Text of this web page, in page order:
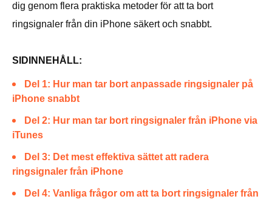
dig genom flera praktiska metoder för att ta bort
ringsignaler från din iPhone säkert och snabbt.
SIDINNEHÅLL:
Del 1: Hur man tar bort anpassade ringsignaler på
iPhone snabbt
Del 2: Hur man tar bort ringsignaler från iPhone via
iTunes
Del 3: Det mest effektiva sättet att radera
ringsignaler från iPhone
Del 4: Vanliga frågor om att ta bort ringsignaler från